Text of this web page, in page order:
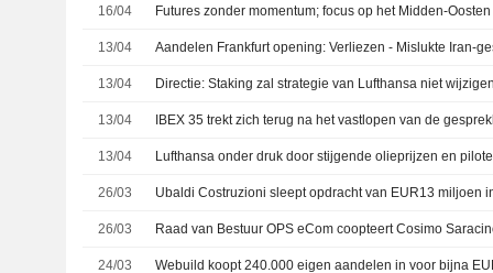
16/04 Futures zonder momentum; focus op het Midden-Oosten
13/04 Aandelen Frankfurt opening: Verliezen - Mislukte Iran-
13/04 Directie: Staking zal strategie van Lufthansa niet wijzigen
13/04
13/04 Lufthansa onder druk door stijgende olieprijzen en
26/03 Ubaldi Costruzioni sleept opdracht van EUR13 miljoen
26/03 Raad van Bestuur OPS eCom coopteert Cosimo
24/03 Webuild koopt 240.000 eigen aandelen in voor bijna